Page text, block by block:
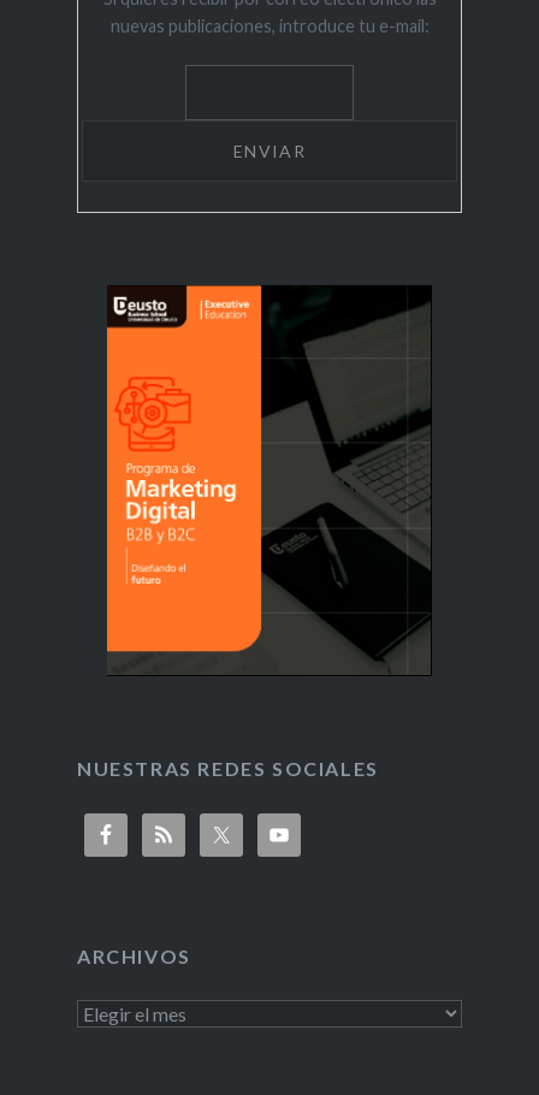
nuevas publicaciones, introduce tu e-mail:
NUESTRAS REDES SOCIALES
ARCHIVOS